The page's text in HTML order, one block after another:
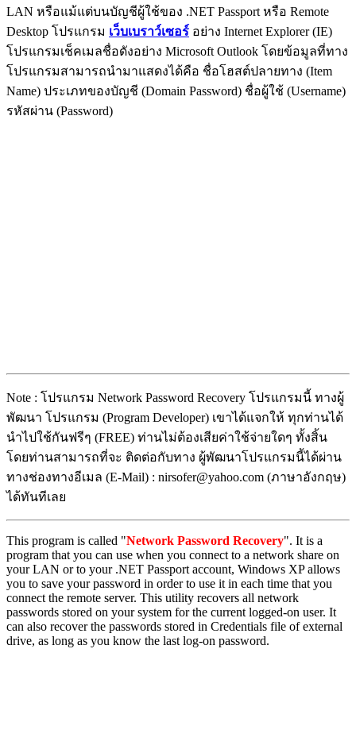
LAN หรือแม้แต่บนบัญชีผู้ใช้ของ .NET Passport หรือ Remote
Desktop โปรแกรม เว็บเบราว์เซอร์ อย่าง Internet Explorer (IE)
โปรแกรมเช็คเมลชื่อดังอย่าง Microsoft Outlook โดยข้อมูลที่ทาง
โปรแกรมสามารถนำมาแสดงได้คือ ชื่อโฮสต์ปลายทาง (Item
Name) ประเภทของบัญชี (Domain Password) ชื่อผู้ใช้ (Username)
รหัสผ่าน (Password)
Note : โปรแกรม Network Password Recovery โปรแกรมนี้ ทางผู้
พัฒนา โปรแกรม (Program Developer) เขาได้แจกให้ ทุกท่านได้
นำไปใช้กันฟรีๆ (FREE) ท่านไม่ต้องเสียค่าใช้จ่ายใดๆ ทั้งสิ้น
โดยท่านสามารถที่จะ ติดต่อกับทาง ผู้พัฒนาโปรแกรมนี้ได้ผ่าน
ทางช่องทางอีเมล (E-Mail) : nirsofer@yahoo.com (ภาษาอังกฤษ)
ได้ทันทีเลย
This program is called "Network Password Recovery". It is a
program that you can use when you connect to a network share on
your LAN or to your .NET Passport account, Windows XP allows
you to save your password in order to use it in each time that you
connect the remote server. This utility recovers all network
passwords stored on your system for the current logged-on user. It
can also recover the passwords stored in Credentials file of external
drive, as long as you know the last log-on password.